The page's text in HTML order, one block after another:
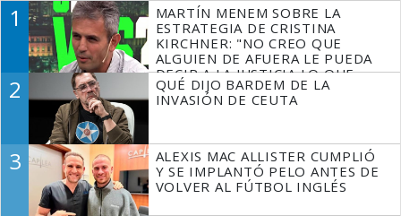
1
MARTÍN MENEM SOBRE LA
ESTRATEGIA DE CRISTINA
KIRCHNER: "NO CREO QUE
ALGUIEN DE AFUERA LE PUEDA
DECIR A LA JUSTICIA LO QUE
TIENE QUE HACER"
2
QUÉ DIJO BARDEM DE LA
INVASIÓN DE CEUTA
3
ALEXIS MAC ALLISTER CUMPLIÓ
Y SE IMPLANTÓ PELO ANTES DE
VOLVER AL FÚTBOL INGLÉS